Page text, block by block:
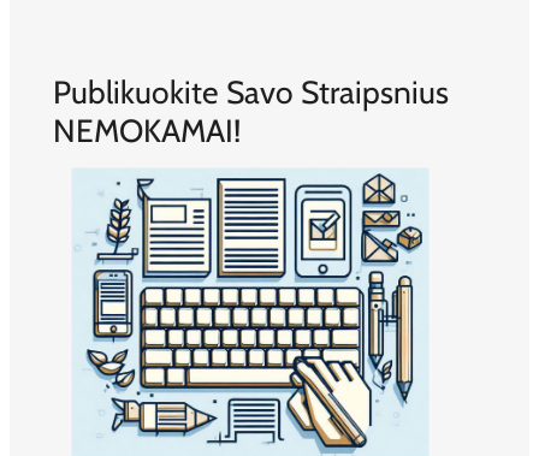
Publikuokite Savo Straipsnius
NEMOKAMAI!